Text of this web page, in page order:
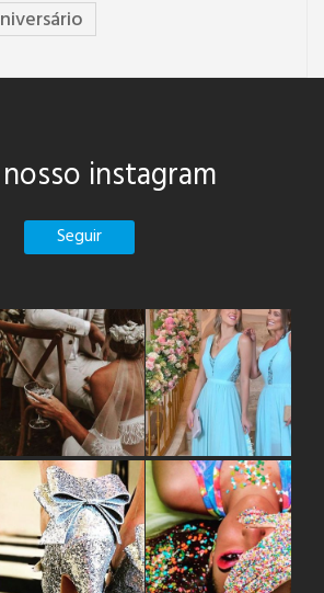
instagram
Seguir